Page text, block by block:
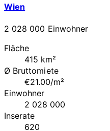
Wien
2 028 000 Einwohner
Fläche
415 km²
Ø Bruttomiete
€21.00/m²
Einwohner
2 028 000
Inserate
620